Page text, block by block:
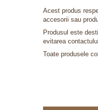
Acest produs
accesorii sau
Produsul este
evitarea
Toate produsele